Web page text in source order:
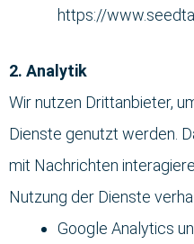
https://
2. Analytik
Wir nutzen Drittanbieter,
Dienste genutzt werden.
mit Nachrichten
Nutzung der Dienste
Google Analytics